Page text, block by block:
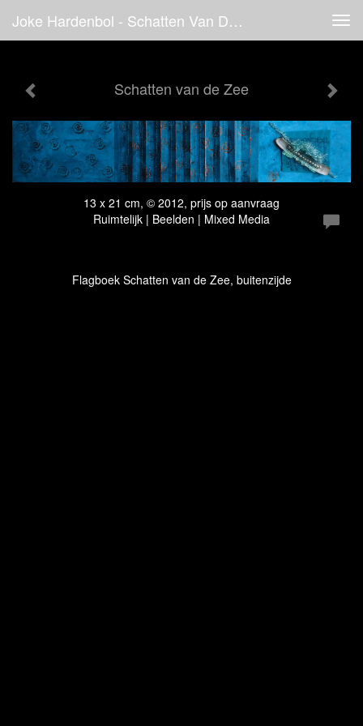
Joke Hardenbol - Schatten Van De Zee
Schatten van de Zee
13 x 21 cm, © 2012, prijs op aanvraag
Ruimtelijk | Beelden | Mixed Media
Flagboek Schatten van de Zee, buitenzijde